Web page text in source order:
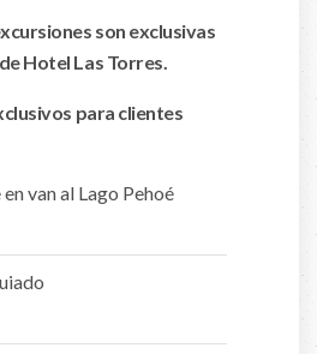
son exclusivas
Hotel Las Torres.
para clientes
van al Lago Pehoé